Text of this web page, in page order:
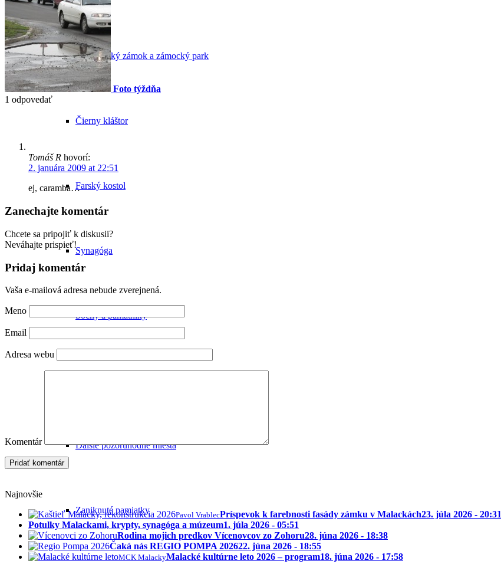
Pálffyovský zámok a zámocký park
Čierny kláštor
Farský kostol
Synagóga
Sochy a pamätníky
Ďalšie pozoruhodné miesta
Zaniknuté pamiatky
Foto týždňa
1 odpovedať
Tomáš R hovorí:
2. januára 2009 at 22:51
ej, caramba…
Zanechajte komentár
Chcete sa pripojiť k diskusii?
Neváhajte prispieť!
Pridaj komentár
Vaša e-mailová adresa nebude zverejnená.
Meno
Email
Adresa webu
Komentár
Najnovšie
Pavol VrablecPríspevok k farebnosti fasády zámku v Malackách23. júla 2026 - 20:31
Potulky Malackami, krypty, synagóga a múzeum1. júla 2026 - 05:51
Rodina mojich predkov Vícenovcov zo Zohoru28. júna 2026 - 18:38
Čaká nás REGIO POMPA 202622. júna 2026 - 18:55
MCK MalackyMalacké kultúrne leto 2026 – program18. júna 2026 - 17:58